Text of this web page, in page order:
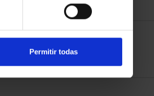
Permitir todas